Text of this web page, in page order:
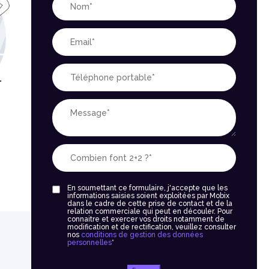
En soumettant ce formulaire, j'accepte que les
informations saisies soient exploitées par Mobix
dans le cadre de cette prise de contact et de la
relation commerciale qui peut en découler. Pour
connaitre et exercer vos droits notamment de
modification et de rectification, veuillez consulter
nos conditions de gestion des données
personnelles*